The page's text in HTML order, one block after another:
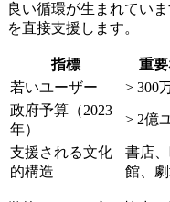
良い循環が生まれてい
を直接支援します。
指標 重
若いユーザー
> 300
政府予算（2023
年）
> 2億
支援される文化
的構造
書店
館、